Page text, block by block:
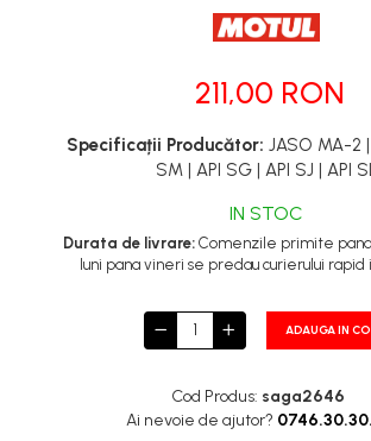
211,00 RON
Specificații Producător: JASO MA-2 |
SM | API SG | API SJ | API
IN STOC
Durata de livrare:Comenzile primite pana
luni pana vineri se predau curierului rapid
ADAUGA IN
Cod Produs: saga2646
Ai nevoie de ajutor?